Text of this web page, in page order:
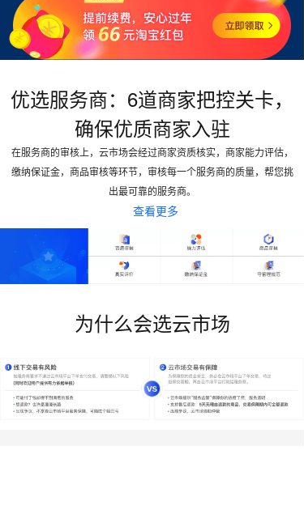
优选服务商：6道商家把控关卡，
确保优质商家入驻
在服务商的审核上，云市场会经过商家资质核实，商家能力评估，
缴纳保证金，商品审核等环节，审核每一个服务商的质量，帮您挑
出最可靠的服务商。
查看更多
为什么会选云市场